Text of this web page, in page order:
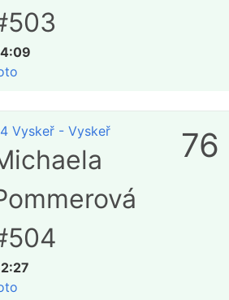
Vyskeř - Vyskeř 76